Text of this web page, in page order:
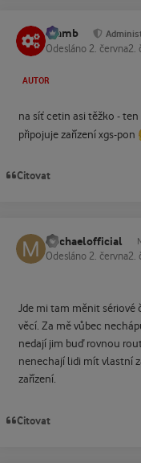
Slamb
Odesláno 2. června2.
AUTOR
na síť cetin asi těžko -
připojuje zařízení xgs-pon
Citovat
michaelofficial
Odesláno 2. června2.
Jde mi tam měnit
věcí. Za mě vůbec
nedají jim buď rovnou
nenechají lidi mít vlastní
zařízení.
Citovat